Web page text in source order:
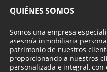
QUIÉNES SOMOS
Somos una empresa
asesoría inmobiliaria
patrimonio de nuestros
proporcionando a nuestros
personalizada e integral,